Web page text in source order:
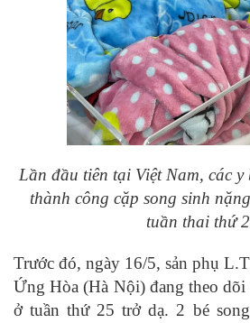
Lần đầu tiên tại Việt Nam, các y
thành công cặp song sinh
tuần thai thứ
Trước đó, ngày 16/5, sản phụ
Ứng Hòa (Hà Nội) đang theo
ở tuần thứ 25 trở dạ. 2 bé